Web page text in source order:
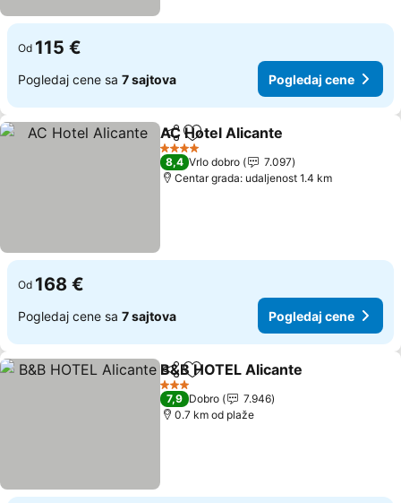
Od 115 €
Pogledaj cene sa 7 sajtova Pogledaj cene
Deli Dodati u favorite
AC Hotel Alicante
4 Zvezdice
8,4 Vrlo dobro
7.097
Centar grada: udaljenost 1.4 km
Od 168 €
Pogledaj cene sa 7 sajtova Pogledaj cene
Deli Dodati u favorite
B&B HOTEL Alicante
3 Zvezdice
7,9 Dobro
7.946
0.7 km od plaže